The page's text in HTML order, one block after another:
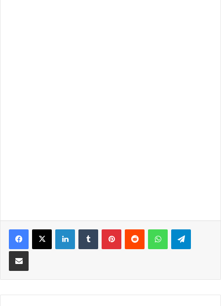
LinkedInTumblrPinterestReddit WhatsApp
Partilhar Via Email